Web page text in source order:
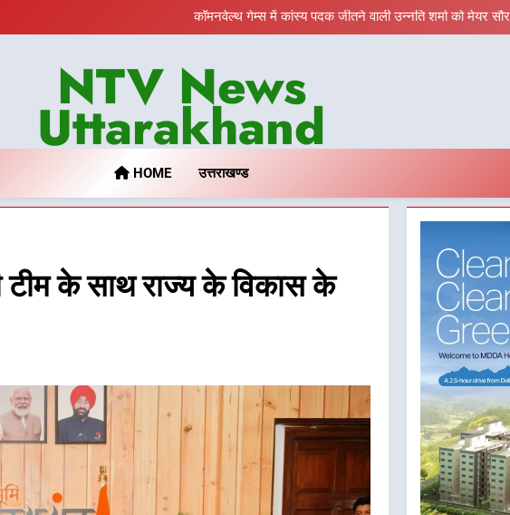
अधिक
कॉमनवेल्थ गेम्स में कांस्य पदक जीतने वाली उन्नति शर्मा को मेयर
तकनीकी शिक्षा विभाग
कॉमनवेल्थ गेम्स में कांस्य पदक जीतने वाली उन्नति शर्मा को मेयर
NTV News
Uttarakhand
HOME उत्तराखण्ड
टीम के साथ राज्य के विकास के